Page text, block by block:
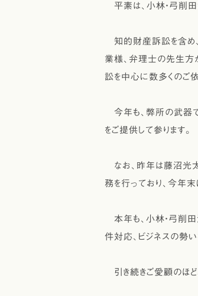
平素は、小林・弓削田
知的財産訴訟を含め､
業様、弁理士の先生方
訟を中心に数多くのご依
今年も、弊所の武器で
をご提供して参ります。
なお、昨年は藤沼光
務を行っており､今年
本年も、小林・弓削
件対応、ビジネスの勢
引き続きご愛顧のほど